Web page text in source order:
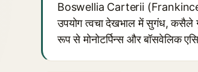
Boswellia Carterii
उपयोग त्वचा देखभाल में सुगंध, कसैले
रूप से मोनोटर्पिन्स और बॉसवेलिक